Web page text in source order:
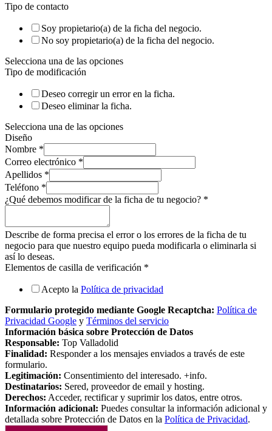
Tipo de contacto
Soy propietario(a) de la ficha del negocio.
No soy propietario(a) de la ficha del negocio.
Selecciona una de las opciones
Tipo de modificación
Deseo corregir un error en la ficha.
Deseo eliminar la ficha.
Selecciona una de las opciones
Diseño
Nombre *
Correo electrónico *
Apellidos *
Teléfono *
¿Qué debemos modificar de la ficha de tu negocio? *
Describe de forma precisa el error o los errores de la ficha de tu
negocio para que nuestro equipo pueda modificarla o eliminarla si
así lo deseas.
Elementos de casilla de verificación *
Acepto la Política de privacidad
Formulario protegido mediante Google Recaptcha: Política de
Privacidad Google y Términos del servicio
Información básica sobre Protección de Datos
Responsable: Top Valladolid
Finalidad: Responder a los mensajes enviados a través de este
formulario.
Legitimación: Consentimiento del interesado. +info.
Destinatarios: Sered, proveedor de email y hosting.
Derechos: Acceder, rectificar y suprimir los datos, entre otros.
Información adicional: Puedes consultar la información adicional y
detallada sobre Protección de Datos en la Política de Privacidad.